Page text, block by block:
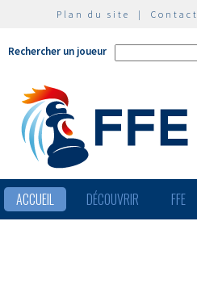
Plan du site | Contact
Rechercher un joueur
ACCUEIL DÉCOUVRIR FFE